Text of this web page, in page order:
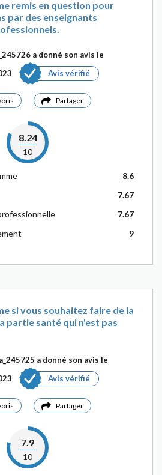
remis en question pour
par des enseignants
a donné son avis le
Avis vérifié
Partager
8.24
10
8.6
7.67
7.67
9
si vous souhaitez faire de la
partie santé qui n'est pas
a donné son avis le
Avis vérifié
Partager
7.9
10